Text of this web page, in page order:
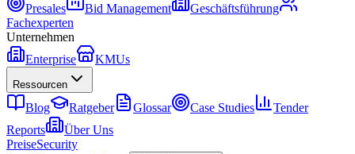
Presales
Bid Management
Geschäftsführung
Fachexperten
Unternehmen
Enterprise
KMUs
Ressourcen
Blog Ratgeber Glossar Case Studies
Tender
Reports
Über Uns
PreiseSecurity